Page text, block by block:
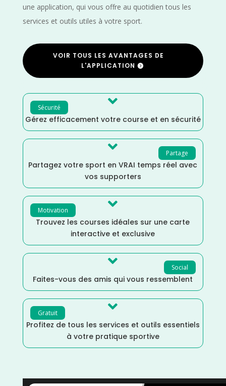
une application, qui vous offre au quotidien tous les
services et outils utiles à votre sport.
VOIR TOUS LES AVANTAGES DE
L'APPLICATION
Sécurité 
Gérez efficacement votre course et en sécurité
Partage

Partagez votre sport en VRAI temps réel avec
vos supporters
Motivation 
Trouvez les courses idéales sur une carte
interactive et exclusive
Social

Faites-vous des amis qui vous ressemblent
Gratuit 
Profitez de tous les services et outils essentiels
à votre pratique sportive